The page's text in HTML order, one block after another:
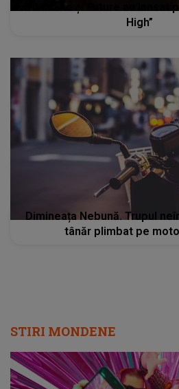
DJ Snake și Future au lansat
High”
Dimineața Nebună. Trupul
tânăr plimbat pe
STIRI MONDENE